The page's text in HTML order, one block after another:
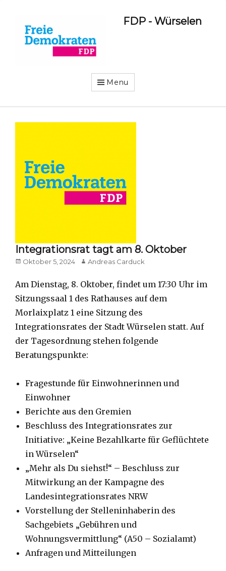
FDP - Würselen
Menu
Integrationsrat tagt am 8. Oktober
Posted
Oktober 5, 2024 Author
Andreas Carduck
Am Dienstag, 8. Oktober, findet um 17:30 Uhr im
Sitzungssaal 1 des Rathauses auf dem
Morlaixplatz 1 eine Sitzung des
Integrationsrates der Stadt Würselen statt. Auf
der Tagesordnung stehen folgende
Beratungspunkte:
Fragestunde für Einwohnerinnen und
Einwohner
Berichte aus den Gremien
Beschluss des Integrationsrates zur
Initiative: „Keine Bezahlkarte für Geflüchtete
in Würselen“
„Mehr als Du siehst!“ – Beschluss zur
Mitwirkung an der Kampagne des
Landesintegrationsrates NRW
Vorstellung der Stelleninhaberin des
Sachgebiets „Gebühren und
Wohnungsvermittlung“ (A50 – Sozialamt)
Anfragen und Mitteilungen